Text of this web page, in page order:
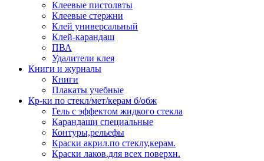
Клеевые пистолвты
Клеевые стержни
Клей универсальный
Клей-карандаш
ПВА
Удалители клея
Книги и журналы
Книги
Плакаты учебные
Кр-ки по стекл/мет/керам б/обж
Гель с эффектом жидкого стекла
Карандаши специальные
Контуры,рельефы
Краски акрил.по стеклу,керам.
Краски лаков.для всех поверхн.